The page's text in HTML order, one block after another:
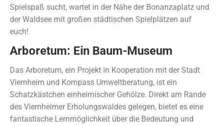
Spielspaß sucht, wartet in der Nähe der Bonanzaplatz und
der Waldsee mit großen städtischen Spielplätzen auf
euch!
Arboretum: Ein Baum-Museum
Das Arboretum, ein Projekt in Kooperation mit der Stadt
Viernheim und Kompass Umweltberatung, ist ein
Schatzkästchen einheimischer Gehölze. Direkt am Rande
des Viernheimer Erholungswaldes gelegen, bietet es eine
fantastische Lernmöglichkeit über die Bedeutung und